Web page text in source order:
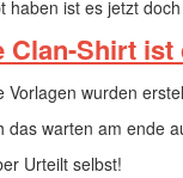
haben ist es jetzt
Clan-Shirt ist
Vorlagen wurden
das warten am ende
Urteilt selbst!